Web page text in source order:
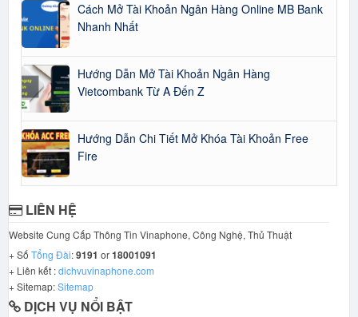
Cách Mở Tài Khoản Ngân Hàng Online MB Bank
Nhanh Nhất
Hướng Dẫn Mở Tài Khoản Ngân Hàng
Vietcombank Từ A Đến Z
Hướng Dẫn Chi Tiết Mở Khóa Tài Khoản Free
Fire
LIÊN HỆ
Website Cung Cấp Thông Tin Vinaphone, Công Nghệ, Thủ Thuật
+ Số Tổng Đài:9191 or18001091
+ Liên kết :dichvuvinaphone.com
+ Sitemap:Sitemap
DỊCH VỤ NỔI BẬT